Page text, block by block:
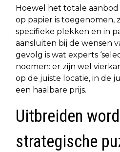
Hoewel het totale
op papier is toegenomen,
specifieke plekken en in
aansluiten bij de wensen
gevolg is wat experts
noemen: er zijn wel
op de juiste locatie, in de
een haalbare prijs.
Uitbreiden
strategische